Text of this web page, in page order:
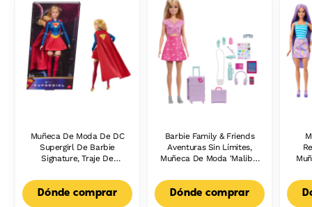
Muñeca De Moda De DC
Supergirl De Barbie
Signature, Traje De
Dónde comprar
Barbie Family & Friends
Aventuras Sin Límites,
Muñeca De Moda 'Malibú'
Con Temática De Viaje
Dónde comprar